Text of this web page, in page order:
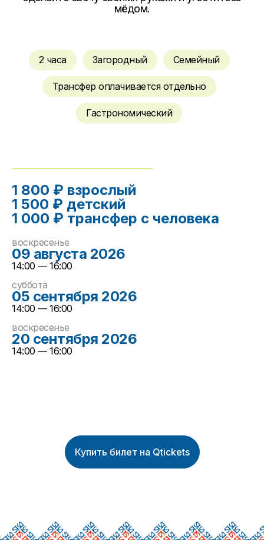
мёдом.
2 часа Загородный Семейный
Трансфер оплачивается отдельно
Гастрономический
1 800 ₽ взрослый
1 500 ₽ детский
1 000 ₽ трансфер с человека
воскресенье
09 августа 2026
14:00 — 16:00
суббота
05 сентября 2026
14:00 — 16:00
воскресенье
20 сентября 2026
14:00 — 16:00
Купить билет на Qtickets